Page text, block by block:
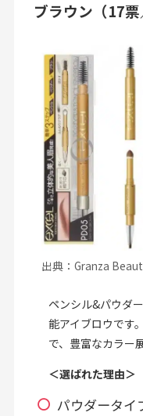
ブラウン（17票
出典：Granza
ペンシル&パウダ
能アイブロウです
で、豊富なカラー
＜選ばれた理由＞
パウダータイ